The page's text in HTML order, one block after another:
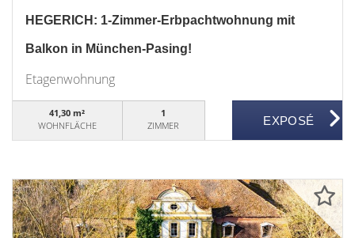
HEGERICH: 1-Zimmer-Erbpachtwohnung mit
Balkon in München-Pasing!
Etagenwohnung
41,30 m²
WOHNFLÄCHE
1
ZIMMER